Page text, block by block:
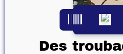
Des